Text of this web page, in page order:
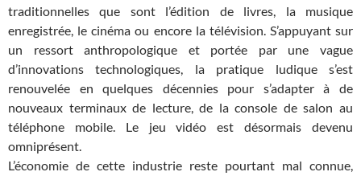
traditionnelles que sont l’édition de livres, la musique
enregistrée, le cinéma ou encore la télévision. S’appuyant sur
un ressort anthropologique et portée par une vague
d’innovations technologiques, la pratique ludique s’est
renouvelée en quelques décennies pour s’adapter à de
nouveaux terminaux de lecture, de la console de salon au
téléphone mobile. Le jeu vidéo est désormais devenu
omniprésent.
L’économie de cette industrie reste pourtant mal connue,